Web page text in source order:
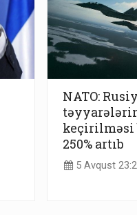
NATO:
keçirilməsi
250% artıb
5 Avqust